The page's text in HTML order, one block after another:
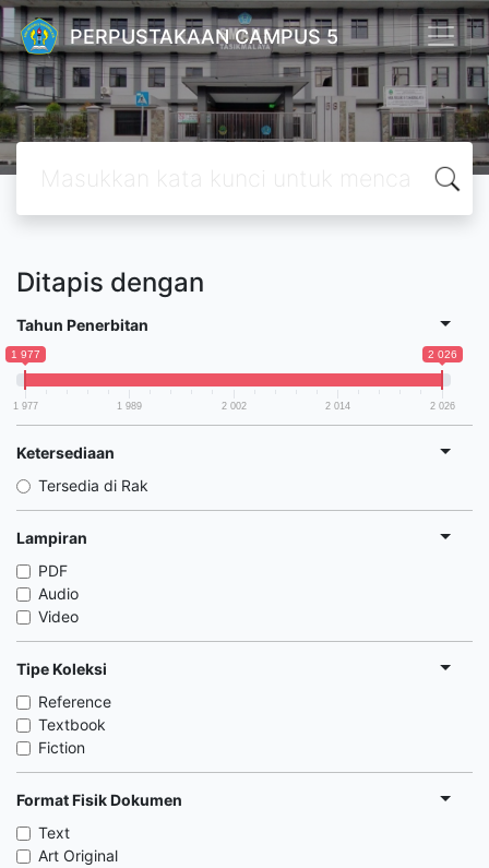
PERPUSTAKAAN CAMPUS 5
Ditapis dengan
Tahun Penerbitan
1 977 2 026
1 977 1 989 2 002 2 014 2 026
Ketersediaan
Tersedia di Rak
Lampiran
PDF
Audio
Video
Tipe Koleksi
Reference
Textbook
Fiction
Format Fisik Dokumen
Text
Art Original